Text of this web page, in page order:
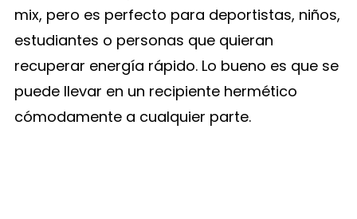
mix, pero es perfecto para deportistas, niños,
estudiantes o personas que quieran
recuperar energía rápido. Lo bueno es que se
puede llevar en un recipiente hermético
cómodamente a cualquier parte.